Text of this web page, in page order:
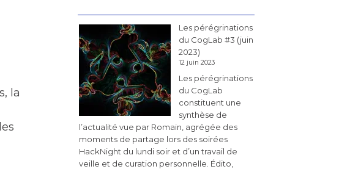
la
pérégrinations
du
CogLab
2023)
Les pérégrinations
du CogLab #3 (juin
2023)
12 juin 2023
Les pérégrinations
du CogLab
constituent une
synthèse de
l’actualité vue par Romain, agrégée des
moments de partage lors des soirées
HackNight du lundi soir et d’un travail de
veille et de curation personnelle. Édito,